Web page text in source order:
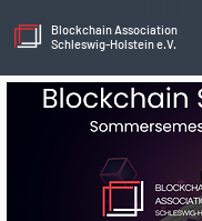
Blockchain Association
Schleswig-Holstein e.V.